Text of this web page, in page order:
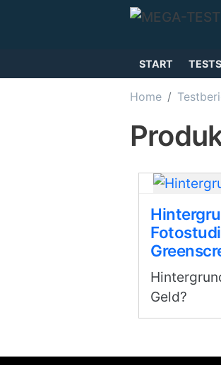
START TESTS
Home
Geld?